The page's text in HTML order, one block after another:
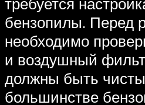
требуется
бензопилы. Перед
необходимо
и воздушный
должны быть
большинстве